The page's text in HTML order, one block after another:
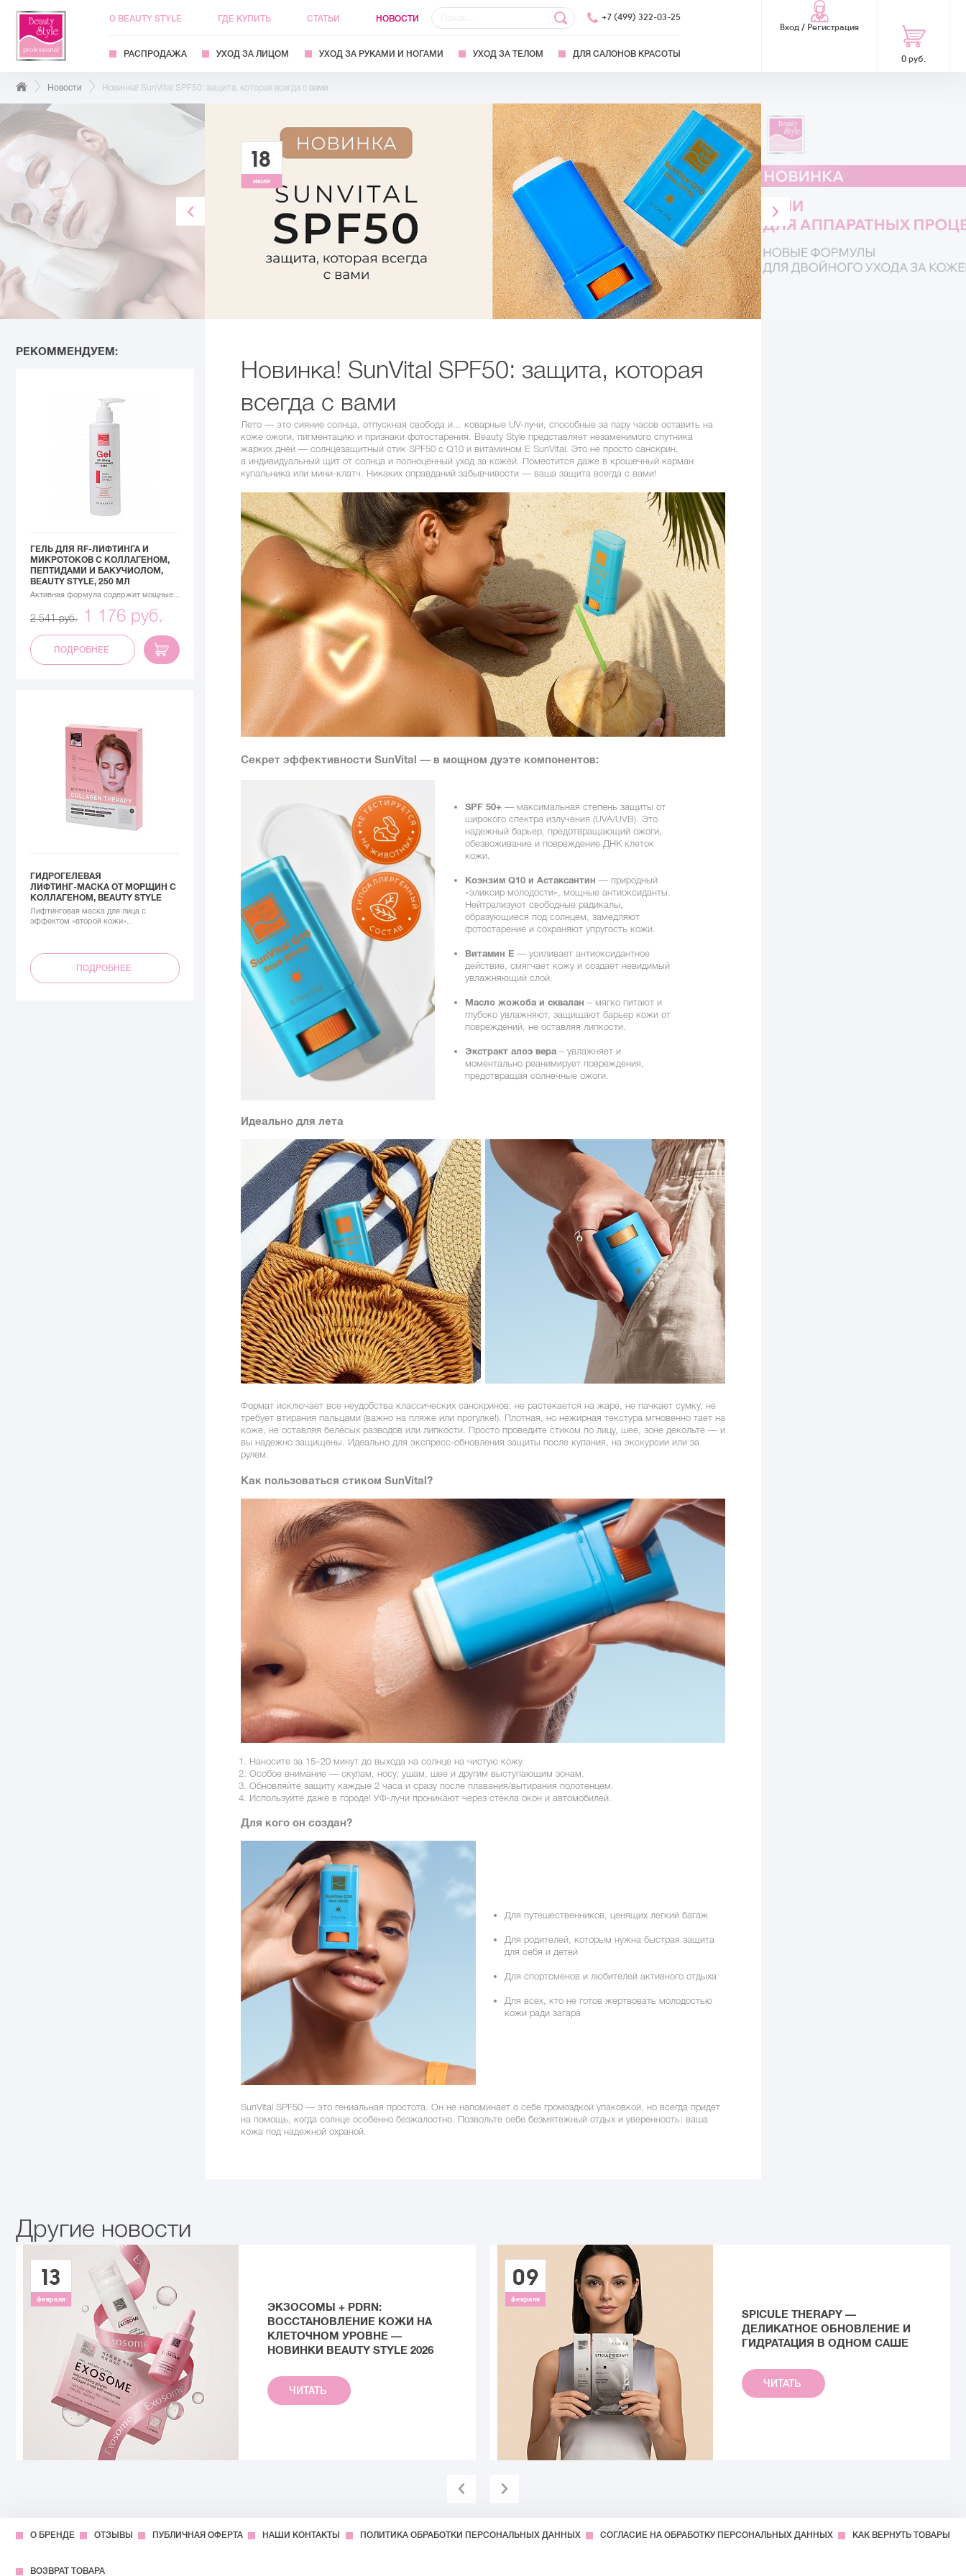
О BEAUTY STYLE ГДЕ КУПИТЬ СТАТЬИ НОВОСТИ +7 (499) 322-03-25
РАСПРОДАЖА УХОД ЗА ЛИЦОМ УХОД ЗА РУКАМИ И НОГАМИ УХОД ЗА ТЕЛОМ ДЛЯ САЛОНОВ КРАСОТЫ
Вход / Регистрация
0 руб.
Новости Новинка! SunVital SPF50: защита, которая всегда с вами
18
июля
Новинка! SunVital SPF50: защита, которая
всегда с вами
Лето — это сияние солнца, отпускная свобода и... коварные UV-лучи, способные за пару часов оставить на
коже ожоги, пигментацию и признаки фотостарения. Beauty Style представляет незаменимого спутника
жарких дней — солнцезащитный стик SPF50 с Q10 и витамином Е SunVital. Это не просто санскрин,
а индивидуальный щит от солнца и полноценный уход за кожей. Поместится даже в крошечный карман
купальника или мини-клатч. Никаких оправданий забывчивости — ваша защита всегда с вами!
Секрет эффективности SunVital — в мощном дуэте компонентов:
SPF 50+ — максимальная степень защиты от
широкого спектра излучения (UVA/UVB). Это
надежный барьер, предотвращающий ожоги,
обезвоживание и повреждение ДНК клеток
кожи.
Коэнзим Q10 и Астаксантин — природный
«эликсир молодости», мощные антиоксиданты.
Нейтрализуют свободные радикалы,
образующиеся под солнцем, замедляют
фотостарение и сохраняют упругость кожи.
Витамин Е — усиливает антиоксидантное
действие, смягчает кожу и создает невидимый
увлажняющий слой.
Масло жожоба и сквалан – мягко питают и
глубоко увлажняют, защищают барьер кожи от
повреждений, не оставляя липкости.
Экстракт алоэ вера – увлажняет и
моментально реанимирует повреждения,
предотвращая солнечные ожоги.
Идеально для лета
Формат исключает все неудобства классических санскринов: не растекается на жаре, не пачкает сумку, не
требует втирания пальцами (важно на пляже или прогулке!). Плотная, но нежирная текстура мгновенно тает на
коже, не оставляя белесых разводов или липкости. Просто проведите стиком по лицу, шее, зоне декольте — и
вы надежно защищены. Идеально для экспресс-обновления защиты после купания, на экскурсии или за
рулем.
Как пользоваться стиком SunVital?
Наносите за 15–20 минут до выхода на солнце на чистую кожу.
Особое внимание — скулам, носу, ушам, шее и другим выступающим зонам.
Обновляйте защиту каждые 2 часа и сразу после плавания/вытирания полотенцем.
Используйте даже в городе! УФ-лучи проникают через стекла окон и автомобилей.
Для кого он создан?
Для путешественников, ценящих легкий багаж
Для родителей, которым нужна быстрая защита
для себя и детей
Для спортсменов и любителей активного отдыха
Для всех, кто не готов жертвовать молодостью
кожи ради загара
SunVital SPF50 — это гениальная простота. Он не напоминает о себе громоздкой упаковкой, но всегда придет
на помощь, когда солнце особенно безжалостно. Позвольте себе безмятежный отдых и уверенность: ваша
кожа под надежной охраной.
РЕКОММЕНДУЕМ:
ГЕЛЬ ДЛЯ RF-ЛИФТИНГА И
МИКРОТОКОВ С КОЛЛАГЕНОМ,
ПЕПТИДАМИ И БАКУЧИОЛОМ,
BEAUTY STYLE, 250 МЛ
Активная формула содержит мощные...
2 541 руб. 1 176 руб.
ПОДРОБНЕЕ
ГИДРОГЕЛЕВАЯ
ЛИФТИНГ‑МАСКА ОТ МОРЩИН С
КОЛЛАГЕНОМ, BEAUTY STYLE
Лифтинговая маска для лица с
эффектом «второй кожи»...
ПОДРОБНЕЕ
Другие новости
13
февраля
ЭКЗОСОМЫ + PDRN:
ВОССТАНОВЛЕНИЕ КОЖИ НА
КЛЕТОЧНОМ УРОВНЕ —
НОВИНКИ BEAUTY STYLE 2026
ЧИТАТЬ
09
февраля
SPICULE THERAPY —
ДЕЛИКАТНОЕ ОБНОВЛЕНИЕ И
ГИДРАТАЦИЯ В ОДНОМ САШЕ
ЧИТАТЬ
О БРЕНДЕ ОТЗЫВЫ ПУБЛИЧНАЯ ОФЕРТА НАШИ КОНТАКТЫ ПОЛИТИКА ОБРАБОТКИ ПЕРСОНАЛЬНЫХ ДАННЫХ СОГЛАСИЕ НА ОБРАБОТКУ ПЕРСОНАЛЬНЫХ ДАННЫХ КАК ВЕРНУТЬ ТОВАРЫ
ВОЗВРАТ ТОВАРА